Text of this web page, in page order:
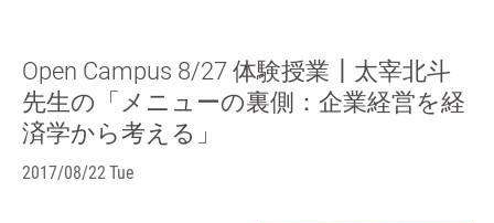
Open Campus 8/27 体験授業┃太宰北斗
先生の「メニューの裏側：企業経営を経
済学から考える」
2017/08/22 Tue